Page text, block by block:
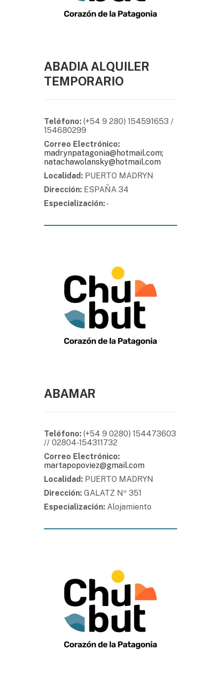
ABADIA ALQUILER
TEMPORARIO
Teléfono: (+54 9 280) 154591653 /
154680299
Correo Electrónico:
madrynpatagonia@hotmail.com;
natachawolansky@hotmail.com
Localidad: PUERTO MADRYN
Dirección: ESPAÑA 34
Especialización:-
ABAMAR
Teléfono: (+54 9 0280) 154473603
// 02804-154311732
Correo Electrónico:
martapopoviez@gmail.com
Localidad: PUERTO MADRYN
Dirección: GALATZ Nº 351
Especialización: Alojamiento